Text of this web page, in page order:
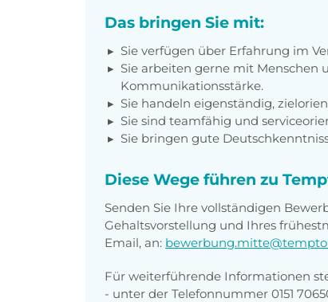
Das bringen Sie mit:
Sie verfügen über Erfahrung im
Sie arbeiten gerne mit Menschen
Kommunikationsstärke.
Sie handeln eigenständig,
Sie sind teamfähig und
Sie bringen gute
Diese Wege führen zu
Senden Sie Ihre vollständigen
Gehaltsvorstellung und Ihres
Email, an:
Für weiterführende Informationen
- unter der Telefonnummer 0151